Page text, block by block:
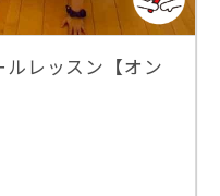
レッスン【オン